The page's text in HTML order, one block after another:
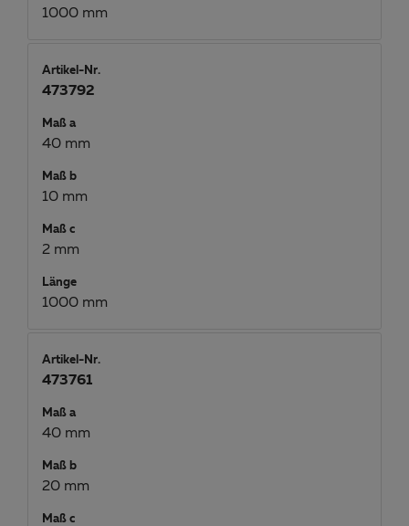
1000 mm
Artikel-Nr.
473792
Maß a
40 mm
Maß b
10 mm
Maß c
2 mm
Länge
1000 mm
Artikel-Nr.
473761
Maß a
40 mm
Maß b
20 mm
Maß c